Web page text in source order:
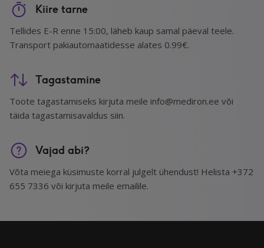
Kiire tarne
Tellides E-R enne 15:00, läheb kaup samal päeval teele.
Transport pakiautomaatidesse alates 0.99€.
Tagastamine
Toote tagastamiseks kirjuta meile info@mediron.ee või
täida tagastamisavaldus siin.
Vajad abi?
Võta meiega küsimuste korral julgelt ühendust! Helista +372
655 7336 või kirjuta meile emailile.